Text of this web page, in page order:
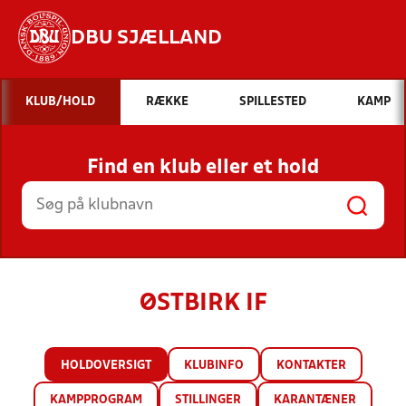
DBU SJÆLLAND
Hvad vil du søge efter?
INDHOLD OG NYHEDER
STILLINGER, RESULTATER, KLUBBER OG
HOLD
KLUB/HOLD RÆKKE SPILLESTED KAMP
Find en klub eller et hold
ØSTBIRK IF
HOLDOVERSIGT KLUBINFO KONTAKTER
KAMPPROGRAM STILLINGER KARANTÆNER